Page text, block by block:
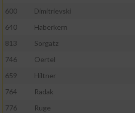
600
Dimitrievski
640
Haberkern
813
Sorgatz
746
Oertel
659
Hiltner
764
Radak
776
Ruge